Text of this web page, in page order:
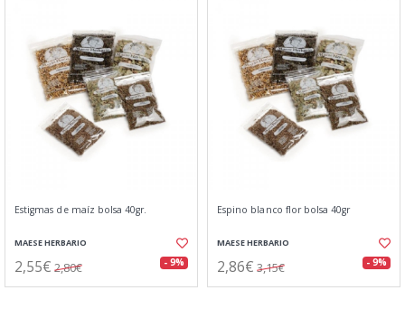
Estigmas de maíz bolsa 40gr.
MAESE HERBARIO
2,55€ 2,80€ - 9%
Espino blanco flor bolsa 40gr
MAESE HERBARIO
2,86€ 3,15€ - 9%